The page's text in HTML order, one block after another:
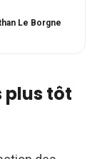
Solenne
Le Borgne
plus tôt